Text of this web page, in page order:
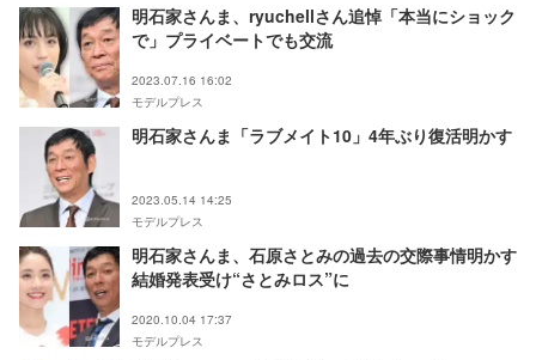
明石家さんま、ryuchellさん追悼「本当にショック
で」プライベートでも交流
2023.07.16 16:02
モデルプレス
明石家さんま「ラブメイト10」4年ぶり復活明かす
2023.05.14 14:25
モデルプレス
明石家さんま、石原さとみの過去の交際事情明かす
結婚発表受け“さとみロス”に
2020.10.04 17:37
モデルプレス